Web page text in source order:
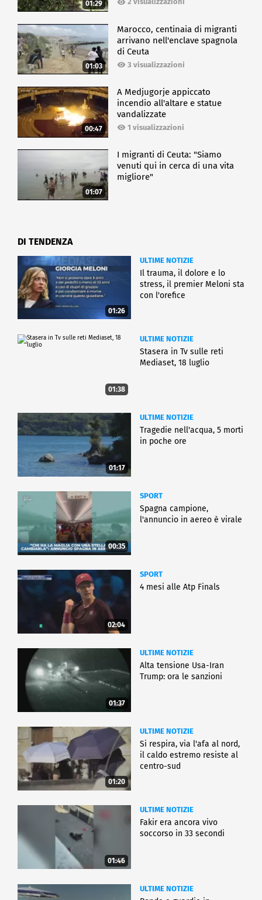
01:29
01:03
Marocco, centinaia di migranti
arrivano nell'enclave spagnola
di Ceuta
3 visualizzazioni
00:47
A Medjugorje appiccato
incendio all'altare e statue
vandalizzate
1 visualizzazioni
01:07
I migranti di Ceuta: "Siamo
venuti qui in cerca di una vita
migliore"
DI TENDENZA
01:26
ULTIME NOTIZIE
Il trauma, il dolore e lo
stress, il premier Meloni sta
con l'orefice
01:38
ULTIME NOTIZIE
Stasera in Tv sulle reti
Mediaset, 18 luglio
01:17
ULTIME NOTIZIE
Tragedie nell'acqua, 5 morti
in poche ore
00:35
SPORT
Spagna campione,
l'annuncio in aereo è virale
02:04
SPORT
4 mesi alle Atp Finals
01:37
ULTIME NOTIZIE
Alta tensione Usa-Iran
Trump: ora le sanzioni
01:20
ULTIME NOTIZIE
Si respira, via l'afa al nord,
il caldo estremo resiste al
centro-sud
01:46
ULTIME NOTIZIE
Fakir era ancora vivo
soccorso in 33 secondi
ULTIME NOTIZIE